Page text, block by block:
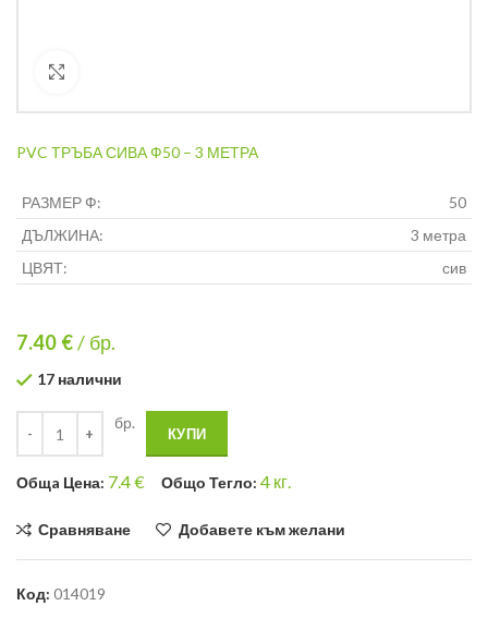
PVC ТРЪБА СИВА Ф50 – 3 МЕТРА
РАЗМЕР Ф:
50
ДЪЛЖИНА:
3 метра
ЦВЯТ:
сив
7.40 €/ бр.
17 налични
бр.
КУПИ
Общa Цена: 7.4€ Общо Тегло: 4 кг.
Сравняване Добавете към желани
Код: 014019